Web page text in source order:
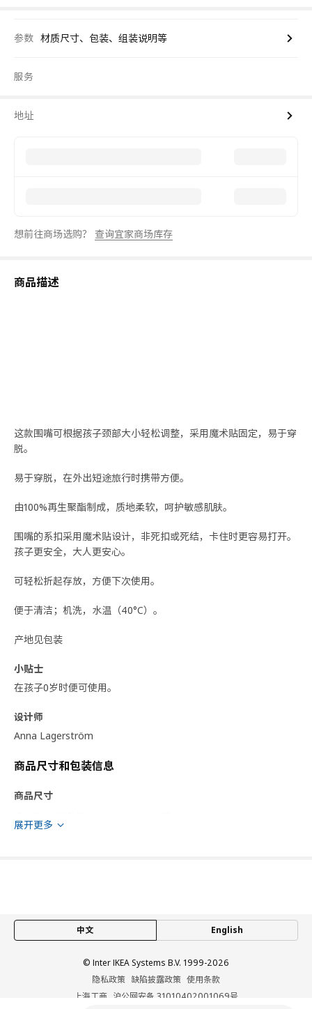
参数 材质尺寸、包装、组装说明等
服务
地址
想前往商场选购？ 查询宜家商场库存
商品描述
这款围嘴可根据孩子颈部大小轻松调整，采用魔术贴固定，易于穿
脱。
易于穿脱，在外出短途旅行时携带方便。
由100%再生聚酯制成，质地柔软，呵护敏感肌肤。
围嘴的系扣采用魔术贴设计，非死扣或死结，卡住时更容易打开。
孩子更安全，大人更安心。
可轻松折起存放，方便下次使用。
便于清洁；机洗，水温（40°C）。
产地见包装
小贴士
在孩子0岁时便可使用。
设计师
Anna Lagerström
商品尺寸和包装信息
商品尺寸
0.04 公斤
展开更多
中文 English
© Inter IKEA Systems B.V. 1999-2026
隐私政策 缺陷披露政策 使用条款
上海工商 沪公网安备 31010402001069号